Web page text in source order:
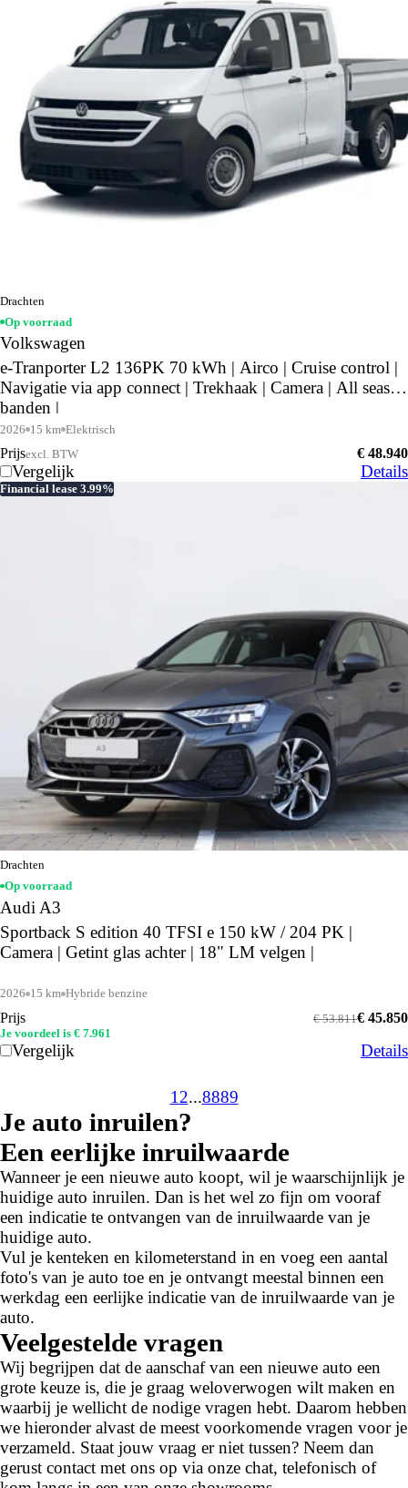
Drachten
Op voorraad
Volkswagen
e-Tranporter L2 136PK 70 kWh | Airco | Cruise control |
Navigatie via app connect | Trekhaak | Camera | All season
banden |
2026 15 km Elektrisch
Prijsexcl. BTW € 48.940
Vergelijk Details
Financial lease 3.99%
Drachten
Op voorraad
Audi A3
Sportback S edition 40 TFSI e 150 kW / 204 PK |
Camera | Getint glas achter | 18" LM velgen |
2026 15 km Hybride benzine
Prijs € 45.850
€ 53.811
Je voordeel is € 7.961
Vergelijk Details
1 2...8889
Je auto inruilen?
Een eerlijke inruilwaarde
Wanneer je een nieuwe auto koopt, wil je waarschijnlijk je
huidige auto inruilen. Dan is het wel zo fijn om vooraf
een indicatie te ontvangen van de inruilwaarde van je
huidige auto.
Vul je kenteken en kilometerstand in en voeg een aantal
foto's van je auto toe en je ontvangt meestal binnen een
werkdag een eerlijke indicatie van de inruilwaarde van je
auto.
Veelgestelde vragen
Wij begrijpen dat de aanschaf van een nieuwe auto een
grote keuze is, die je graag weloverwogen wilt maken en
waarbij je wellicht de nodige vragen hebt. Daarom hebben
we hieronder alvast de meest voorkomende vragen voor je
verzameld. Staat jouw vraag er niet tussen? Neem dan
gerust contact met ons op via onze chat, telefonisch of